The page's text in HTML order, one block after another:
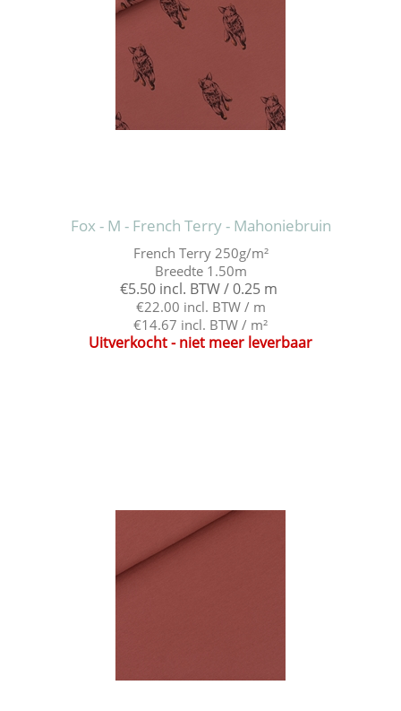
Fox - M - French Terry - Mahoniebruin
French Terry 250g/m²
Breedte 1.50m
€5.50 incl. BTW / 0.25 m
€22.00 incl. BTW / m
€14.67 incl. BTW / m²
Uitverkocht - niet meer leverbaar